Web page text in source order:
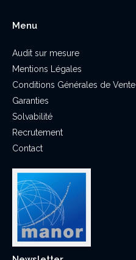
Menu
Audit sur mesure
Mentions Légales
Conditions Générales de Vente
Garanties
Solvabilité
Recrutement
Contact